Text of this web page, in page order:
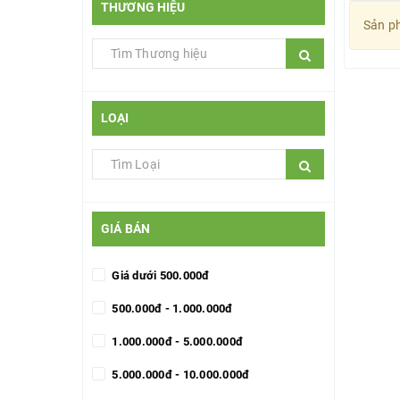
THƯƠNG HIỆU
LOẠI
GIÁ BÁN
Giá dưới 500.000đ
500.000đ - 1.000.000đ
1.000.000đ - 5.000.000đ
5.000.000đ - 10.000.000đ
Sản